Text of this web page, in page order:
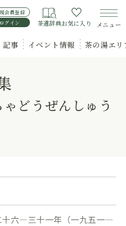
会員登録
ログイン
茶道辞典お気に入り メニュー
記事 イベント情報 茶の湯エ
ゃどうぜんしゅう
十六―三十一年（一九五一―